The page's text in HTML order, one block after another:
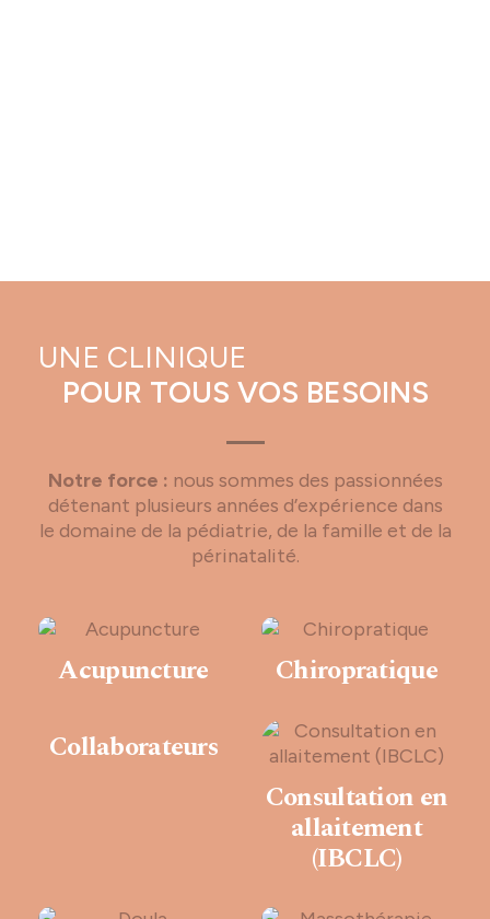
UNE CLINIQUE
POUR TOUS VOS BESOINS
Notre force : nous sommes des passionnées
détenant plusieurs années d’expérience dans
le domaine de la pédiatrie, de la famille et de la
périnatalité.
Acupuncture
Chiropratique
Collaborateurs
Consultation en
allaitement
(IBCLC)